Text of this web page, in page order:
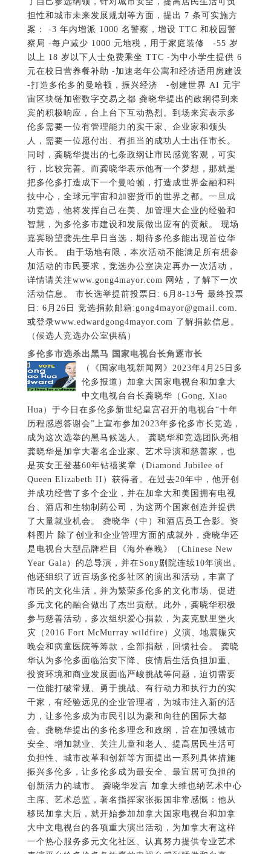
伦多需要一位有管理能力的实干家、企业家和领头
人，需要一位愿付出、有担当的成功人士出任市长。
同时，龚晓华提出的七条政纲让市民感觉客观，可实
行，比较完善。而龚晓华表示他有一个梦想，那就是
把多伦多打造成下一个曼哈顿，打造成世界金融和科
技中心，全球元宇宙和加密货币的世界之都。一旦成
功竞选，他将发挥自己在美、加管理大企业的经验和
智慧，为多伦多市建设和发展做出应有的贡献。 现场
嘉宾盼望龚先生早日当选，期待多伦多能出现首位华
人市长。 由于场地有限，本次活动不能满足所有想参
加活动的市民要求，竞选办公室决定再办一次活动，
详情请关注www.gong4mayor.com 网站，了解下一次
活动信息。 市长选举提前投票日: 6月8-13号 最终投票
日: 6月26日 竞选捐款邮箱:gong4mayor@gmail.com.
或登录www.edwardgong4mayor.com 了解捐款信息。
（候选人竞选办公室供稿）
多伦多市选杀出黑马 国家电视台长角逐市长
（《国家电视新闻网》2023年4月25日多
伦多报道）加拿大国家电视台和加拿大
中文电视台台长龚晓华（Gong, Xiao
Hua）于今日在多伦多新世纪皇宫召开的电视台“十年
历程感恩答谢会”上宣布参加2023年多伦多市长竞选，
成为这次选举的黑马候选人。 龚晓华和竞选团队亮相
龚晓华是加拿大著名企业家、艺术导演和慈善家，也
Queen Elizabeth II）获得者。在过去20年中，他开创
并成功经营了多个企业，并在加拿大和美国拥有电视
台、酒店和生物制药公司，为这两个国家创造并提供
了大量就业机会。 龚晓华（中）和酒店员工合影。资
料图片 除了创业和企业管理方面的成就外，龚晓华还
是电视台大型品牌栏目《海外春晚》（Chinese New
Year Gala）的总导演，并在Sony剧院连续10年演出。
他还组织了近百场多伦多社区的演出和活动，丰富了
市民的文化生活，并为繁荣多伦多的文化市场、促进
多元文化的融合做出了杰出贡献。此外，龚晓华积极
参与慈善活动，多次组织爱心捐款，为麦克默里堡火
灾（2016 Fort McMurray wildfire）义演、地震赈灾
晚会和病童医院等筹款，全部捐献，回馈社会。 龚晓
华认为多伦多面临治安下降、疫情后生活负担加重、
投资环境和商业发展面临严峻挑战等问题，迫切需要
一位能打破常规、勇于挑战、有行动力和执行力的实
干家，有经验远见的企业管理者，为城市注入新的活
力，让多伦多成为市民引以为豪和向往的国际大都
会。龚晓华提出的多伦多理念和政纲，旨在加强城市
安全、增加就业、关注儿童和老人、提高居民生活可
负担性、城市改革和创新等方面提出一系列具体措施
振兴多伦多，让多伦多成为最安全、最宜居可负担的
创新活力的城市。 龚晓华发言 加拿大维也纳艺术中心
主席、艺术总监，著名指挥家张振国非常感慨：他从
移民加拿大后，就开始参加加拿大国家电视台和加拿
大中文电视台的各项重大演出活动，为加拿大有这样
一个热心服务多元文化社区、认真努力提供专业艺术
表演平台给多伦多各族裔的电视台感到骄傲和自豪，
真心祝愿龚晓华台长当选新一届多伦多市长。 张振国
发言 加拿大文物与艺术研究基金会创会会长、《文物•
艺术》杂志社社长、时任五星国艺拍卖公司总裁的金
春爱发言说：2014年，五星国艺拍卖公司有幸冠名赞
助由加拿大国家电视台主办的“《华豫之门》走进加拿
大”鉴宝活动，这一具有国际影响的电视栏目，《华豫
之门》鉴宝活动取得巨大的成功，是海外收藏界的一
件大事和喜事，为中华艺术通过海内外藏家的历代收